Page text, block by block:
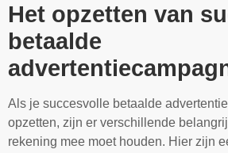
Het opzetten van
betaalde
Als je succesvolle betaalde
opzetten, zijn er verschillende
rekening mee moet houden. Hier zijn